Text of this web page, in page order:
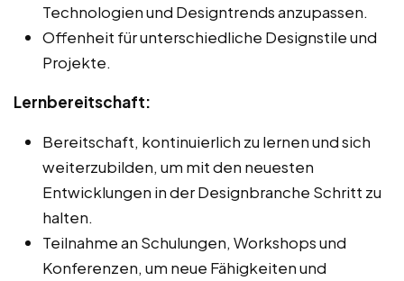
Technologien und Designtrends anzupassen.
Offenheit für unterschiedliche Designstile und
Projekte.
Lernbereitschaft:
Bereitschaft, kontinuierlich zu lernen und sich
weiterzubilden, um mit den neuesten
Entwicklungen in der Designbranche Schritt zu
halten.
Teilnahme an Schulungen, Workshops und
Konferenzen, um neue Fähigkeiten und